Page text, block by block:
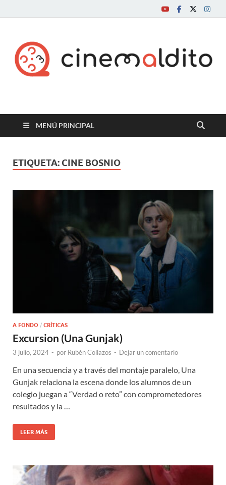
Cine maldito
MENÚ PRINCIPAL
ETIQUETA: CINE BOSNIO
A FONDO / CRÍTICAS
Excursion (Una Gunjak)
3 julio, 2024 - por Rubén Collazos - Dejar un comentario
En una secuencia y a través del montaje paralelo, Una
Gunjak relaciona la escena donde los alumnos de un
colegio juegan a “Verdad o reto” con comprometedores
resultados y la …
LEER MÁS